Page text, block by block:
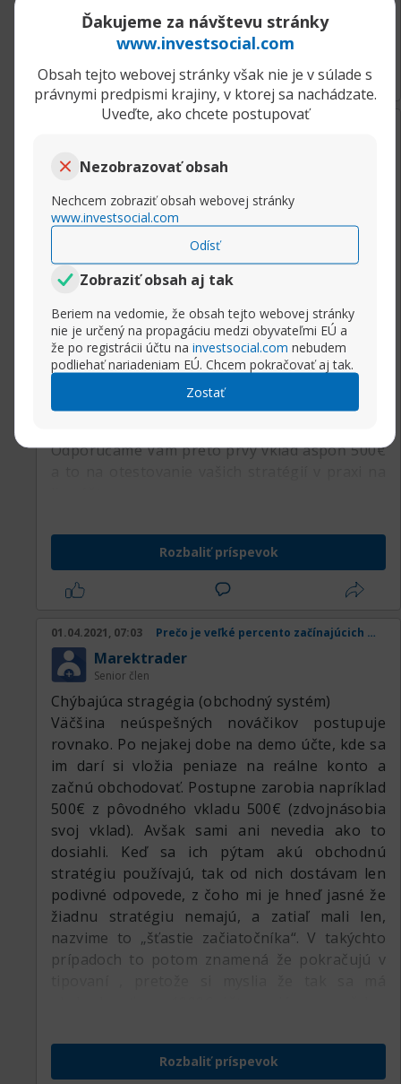
Ďakujeme za návštevu stránky
www.investsocial.com
Obsah tejto webovej stránky však nie je v súlade s
právnymi predpismi krajiny, v ktorej sa nachádzate.
Uveďte, ako chcete postupovať
Nezobrazovať obsah
Nechcem zobraziť obsah webovej stránky
www.investsocial.com
Odísť
Zobraziť obsah aj tak
Beriem na vedomie, že obsah tejto webovej stránky
nie je určený na propagáciu medzi obyvateľmi EÚ a
že po registrácii účtu na investsocial.com nebudem
podliehať nariadeniam EÚ. Chcem pokračovať aj tak.
Zostať
Rozbaliť príspevok
06.04.2021, 09:08
Senior člen
Veľmi nízky počiatočný kapitál
V súčasnosti skoro všetci brokeri (s výnimkou
amerických) vyžadujú nízke prvé vklady zhruba
od úrovne 100€ a viac. Je to preto lebo
konkurencia je vysoká, a tak firmy medzi sebou
vklad však automaticky neznamená že s 50€
alebo 100€ vkladom môžete urobiť dieru do
sveta. Všetci nami odporúčaní fx brokeri
umožňujú obchodovať mikro loty, ale aj
napriek tomu s takýmito nízkymi vkladmi v
Odporúčame Vám preto prvý vklad aspoň 500€
Rozbaliť príspevok
01.04.2021, 07:03 Prečo je veľké percento začínajúcich obchodníkov v strate
Marektrader
Senior člen
Chýbajúca stragégia (obchodný systém)
Väčšina neúspešných nováčikov postupuje
rovnako. Po nejakej dobe na demo účte, kde sa
im darí si vložia peniaze na reálne konto a
začnú obchodovať. Postupne zarobia napríklad
500€ z pôvodného vkladu 500€ (zdvojnásobia
svoj vklad). Avšak sami ani nevedia ako to
dosiahli. Keď sa ich pýtam akú obchodnú
stratégiu používajú, tak od nich dostávam len
podivné odpovede, z čoho mi je hneď jasné že
žiadnu stratégiu nemajú, a zatiaľ mali len,
nazvime to „šťastie začiatočníka“. V takýchto
prípadoch to potom znamená že pokračujú v
zastavia a potom rok vôbec neobchodujú alebo
sa na to úplne vykašlú.Rozbaliť príspevok